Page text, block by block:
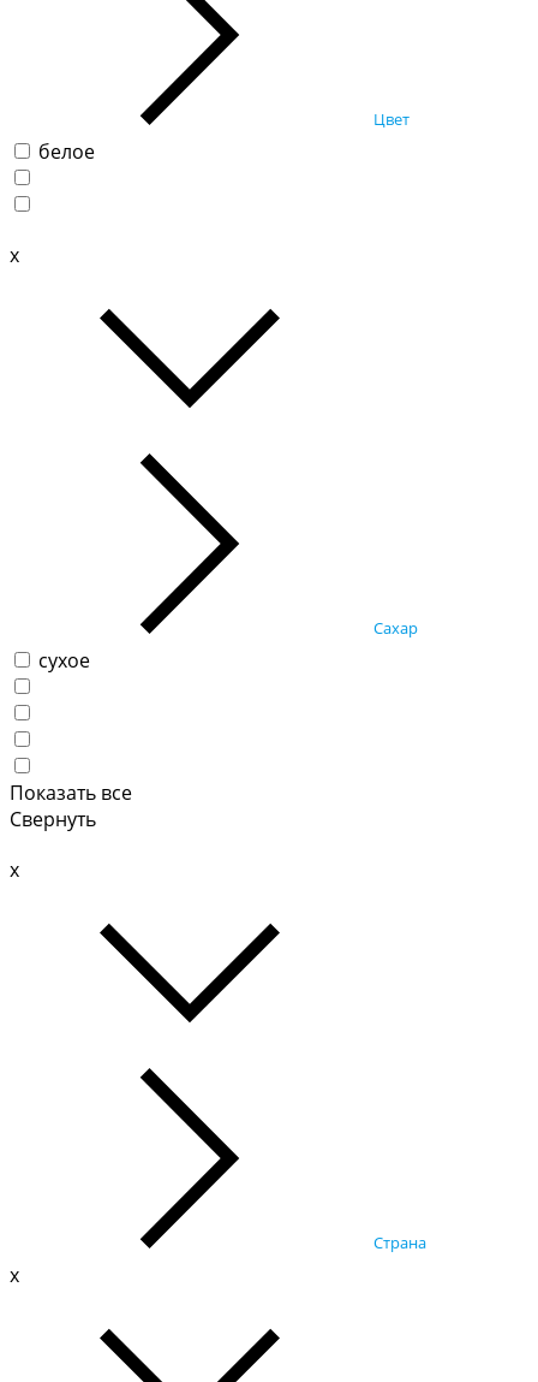
Цвет
белое
x
Сахар
сухое
Показать все
Свернуть
x
Страна
x